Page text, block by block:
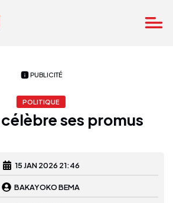
PUBLICITÉ
POLITIQUE
célèbre ses promus
15 JAN 2026 21:46
BAKAYOKO BEMA